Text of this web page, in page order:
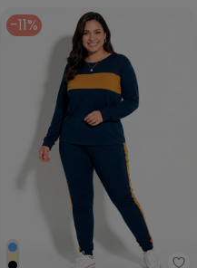
-11%